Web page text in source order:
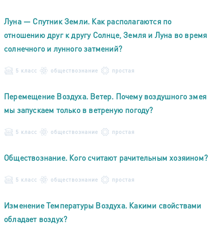
Луна — Спутник Земли. Как располагаются по
отношению друг к другу Солнце, Земля и Луна во время
солнечного и лунного затмений?
5 класс обществознание простая
Перемещение Воздуха. Ветер. Почему воздушного змея
мы запускаем только в ветреную погоду?
5 класс обществознание простая
Обществознание. Кого считают рачительным хозяином?
5 класс обществознание простая
Изменение Температуры Воздуха. Какими свойствами
обладает воздух?